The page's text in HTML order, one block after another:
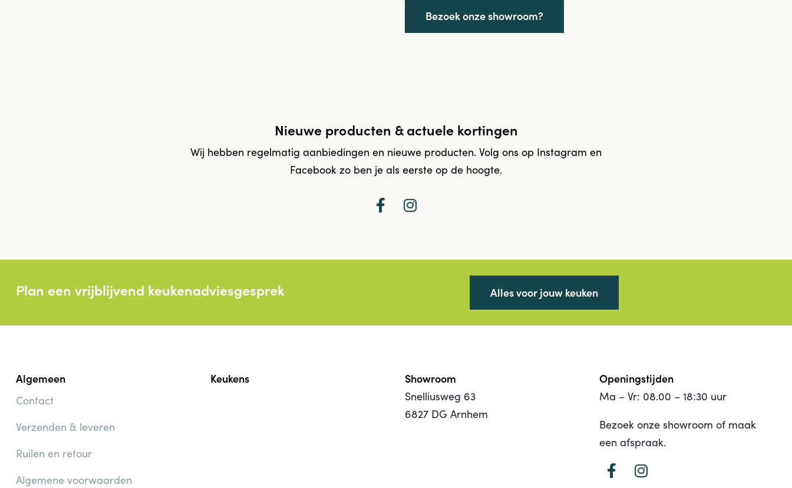
Bezoek onze showroom?
Nieuwe producten & actuele kortingen
Wij hebben regelmatig aanbiedingen en nieuwe producten. Volg ons op Instagram en
Facebook zo ben je als eerste op de hoogte.
Plan een vrijblijvend keukenadviesgesprek Alles voor jouw keuken
Algemeen
Contact
Verzenden & leveren
Ruilen en retour
Algemene voorwaarden
Keukens Showroom
Snelliusweg 63
6827 DG Arnhem
Openingstijden
Ma – Vr: 08.00 – 18:30 uur
Bezoek onze showroom of maak
een afspraak.